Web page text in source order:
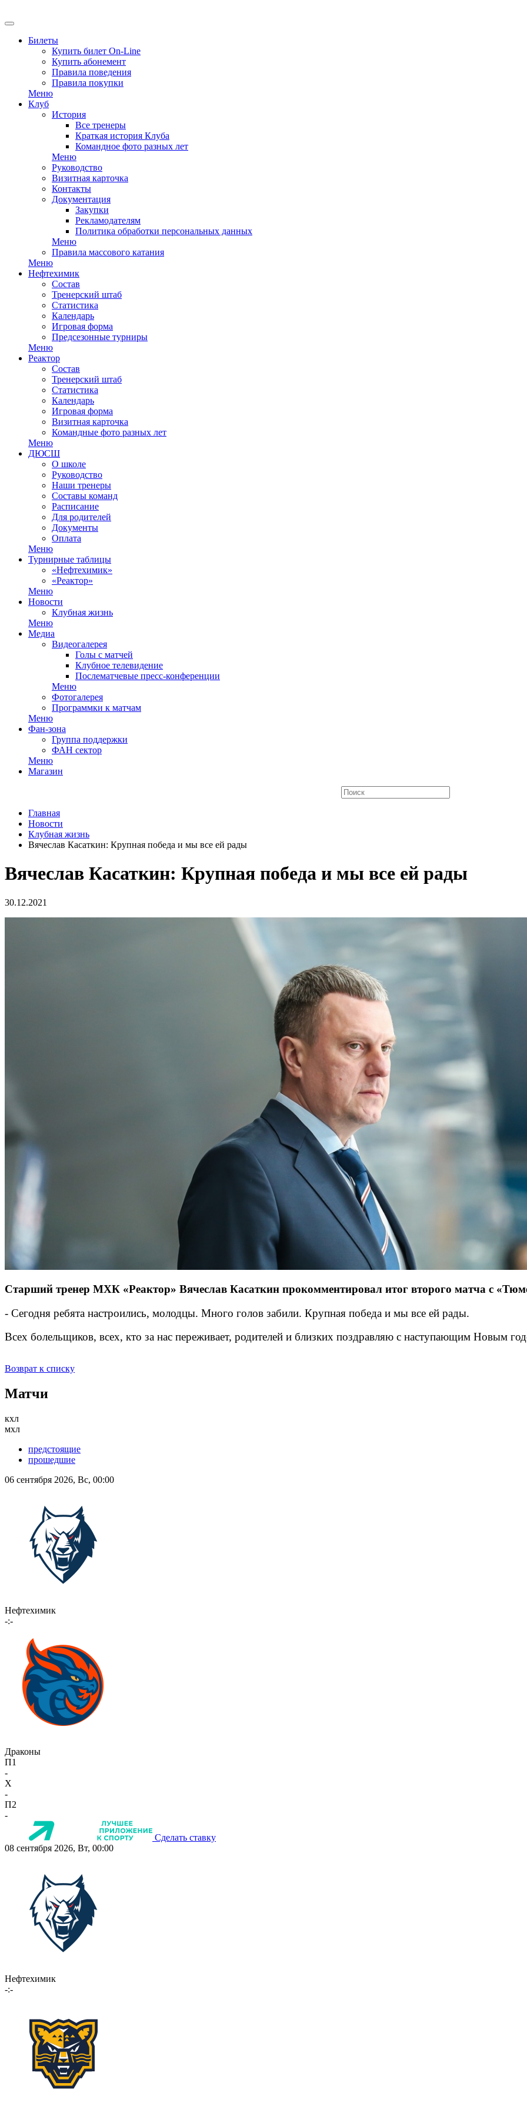
Билеты
Купить билет On-Line
Купить абонемент
Правила поведения
Правила покупки
Меню
Клуб
История
Все тренеры
Краткая история Клуба
Командное фото разных лет
Меню
Руководство
Визитная карточка
Контакты
Документация
Закупки
Рекламодателям
Политика обработки персональных данных
Меню
Правила массового катания
Меню
Нефтехимик
Состав
Тренерский штаб
Статистика
Календарь
Игровая форма
Предсезонные турниры
Меню
Реактор
Состав
Тренерский штаб
Статистика
Календарь
Игровая форма
Визитная карточка
Командные фото разных лет
Меню
ДЮСШ
О школе
Руководство
Наши тренеры
Составы команд
Расписание
Для родителей
Документы
Оплата
Меню
Турнирные таблицы
«Нефтехимик»
«Реактор»
Меню
Новости
Клубная жизнь
Меню
Медиа
Видеогалерея
Голы с матчей
Клубное телевидение
Послематчевые пресс-конференции
Меню
Фотогалерея
Программки к матчам
Меню
Фан-зона
Группа поддержки
ФАН сектор
Меню
Магазин
Главная
Новости
Клубная жизнь
Вячеслав Касаткин: Крупная победа и мы все ей рады
Вячеслав Касаткин: Крупная победа и мы все ей рады
30.12.2021
Старший тренер МХК «Реактор» Вячеслав Касаткин прокомментировал итог второго матча с
- Сегодня ребята настроились, молодцы. Много голов забили. Крупная победа и мы все ей рады.
Всех болельщиков, всех, кто за нас переживает, родителей и близких поздравляю с наступающим Новым
Возврат к списку
Матчи
кхл
мхл
предстоящие
прошедшие
06 сентября 2026, Вс, 00:00
Нефтехимик
-:-
Драконы
П1
-
X
-
П2
-
Сделать ставку
08 сентября 2026, Вт, 00:00
Нефтехимик
-:-